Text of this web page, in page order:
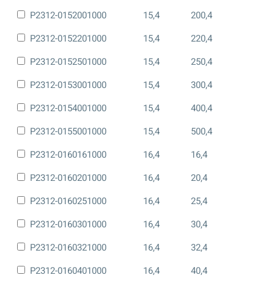
P2312-0152001000
15,4
200,4
P2312-0152201000
15,4
220,4
P2312-0152501000
15,4
250,4
P2312-0153001000
15,4
300,4
P2312-0154001000
15,4
400,4
P2312-0155001000
15,4
500,4
P2312-0160161000
16,4
16,4
P2312-0160201000
16,4
20,4
P2312-0160251000
16,4
25,4
P2312-0160301000
16,4
30,4
P2312-0160321000
16,4
32,4
P2312-0160401000
16,4
40,4